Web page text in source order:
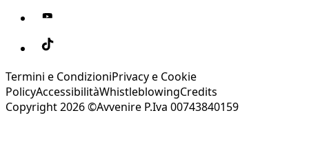
Termini e CondizioniPrivacy e Cookie
PolicyAccessibilitàWhistleblowingCredits
Copyright 2026 ©Avvenire P.Iva 00743840159